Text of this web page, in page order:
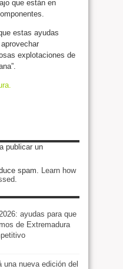
que están en
estas ayudas
explotaciones de
publicar un
spam. Learn how
.
ayudas para que
de Extremadura
una nueva edición del